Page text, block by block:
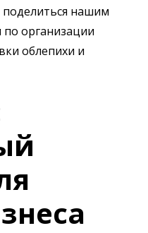
нашим
организации
облепихи и